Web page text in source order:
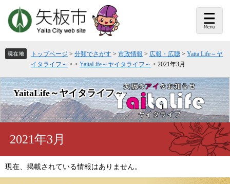
頭
で
飛
ば
て
本
文
へ
トップページ > 分類でさがす > 市政情報 > 広報・広聴 > Yaita Life～ヤ
イタライフ～ > > YaitaLife～ヤイタライフ～ > 2021年3月
YaitaLife～ヤイタライフ～
2021年3月
現在、掲載されている情報はありません。